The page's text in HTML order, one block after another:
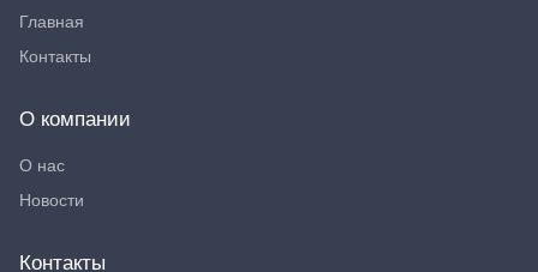
Главная
Контакты
О компании
О нас
Новости
Контакты